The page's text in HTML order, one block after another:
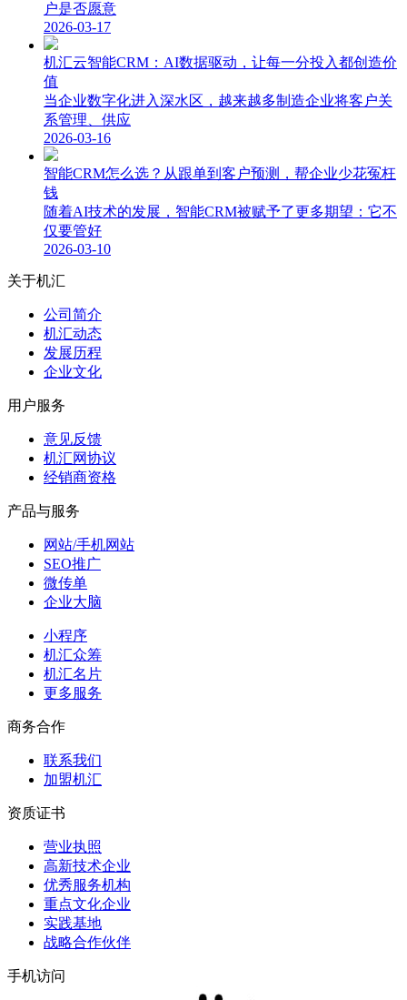
户是否愿意
2026-03-17
机汇云智能CRM：AI数据驱动，让每一分投入都创造价
值
当企业数字化进入深水区，越来越多制造企业将客户关
系管理、供应
2026-03-16
智能CRM怎么选？从跟单到客户预测，帮企业少花冤枉
钱
随着AI技术的发展，智能CRM被赋予了更多期望：它不
仅要管好
2026-03-10
关于机汇
公司简介
机汇动态
发展历程
企业文化
用户服务
意见反馈
机汇网协议
经销商资格
产品与服务
网站/手机网站
SEO推广
微传单
企业大脑
小程序
机汇众筹
机汇名片
更多服务
商务合作
联系我们
加盟机汇
资质证书
营业执照
高新技术企业
优秀服务机构
重点文化企业
实践基地
战略合作伙伴
手机访问